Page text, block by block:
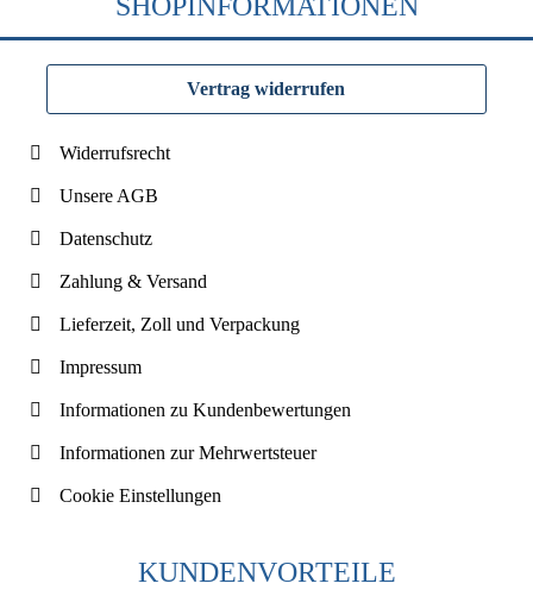
Vertrag widerrufen
Widerrufsrecht
Unsere AGB
Datenschutz
Zahlung & Versand
Lieferzeit, Zoll und Verpackung
Impressum
Informationen zu Kundenbewertungen
Informationen zur Mehrwertsteuer
Cookie Einstellungen
KUNDENVORTEILE